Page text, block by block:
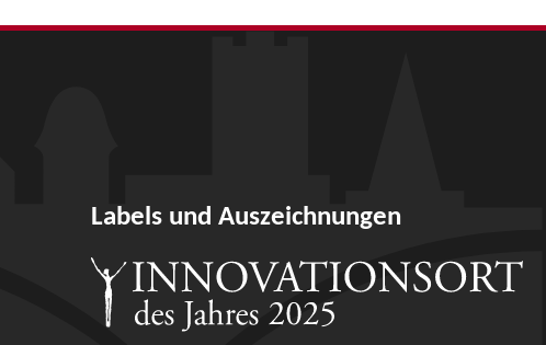
Labels und Auszeichnungen